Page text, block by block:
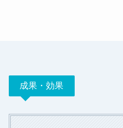
成果・効果